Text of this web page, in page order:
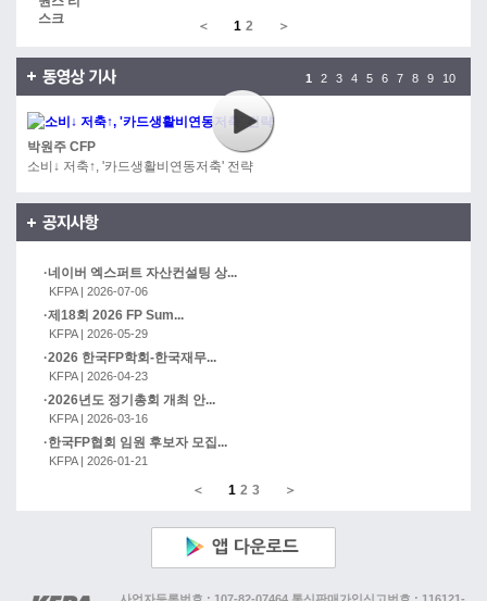
＜ 1 2 ＞
1 2 3 4 5 6 7 8 9 10
박원주 CFP
소비↓ 저축↑, '카드생활비연동저축' 전략
네이버 엑스퍼트 자산컨설팅 상...
KFPA | 2026-07-06
제18회 2026 FP Sum...
KFPA | 2026-05-29
2026 한국FP학회-한국재무...
KFPA | 2026-04-23
2026년도 정기총회 개최 안...
KFPA | 2026-03-16
한국FP협회 임원 후보자 모집...
KFPA | 2026-01-21
＜ 1 2 3 ＞